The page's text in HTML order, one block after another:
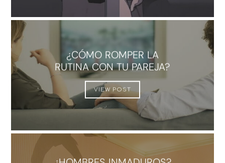
¿CÓMO ROMPER LA
RUTINA CON TU PAREJA?
VIEW POST